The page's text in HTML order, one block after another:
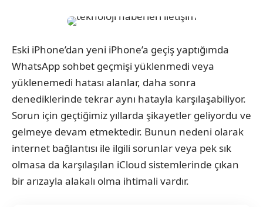
Eski iPhone’dan yeni iPhone’a geçiş yaptığımda
WhatsApp sohbet geçmişi yüklenmedi veya
yüklenemedi hatası alanlar, daha sonra
denediklerinde tekrar aynı hatayla karşılaşabiliyor.
Sorun için geçtiğimiz yıllarda şikayetler geliyordu ve
gelmeye devam etmektedir. Bunun nedeni olarak
internet bağlantısı ile ilgili sorunlar veya pek sık
olmasa da karşılaşılan iCloud sistemlerinde çıkan
bir arızayla alakalı olma ihtimali vardır.